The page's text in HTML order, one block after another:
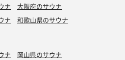
ナ
大阪府のサウナ
ナ 和歌山県のサウナ
ナ
岡山県のサウナ